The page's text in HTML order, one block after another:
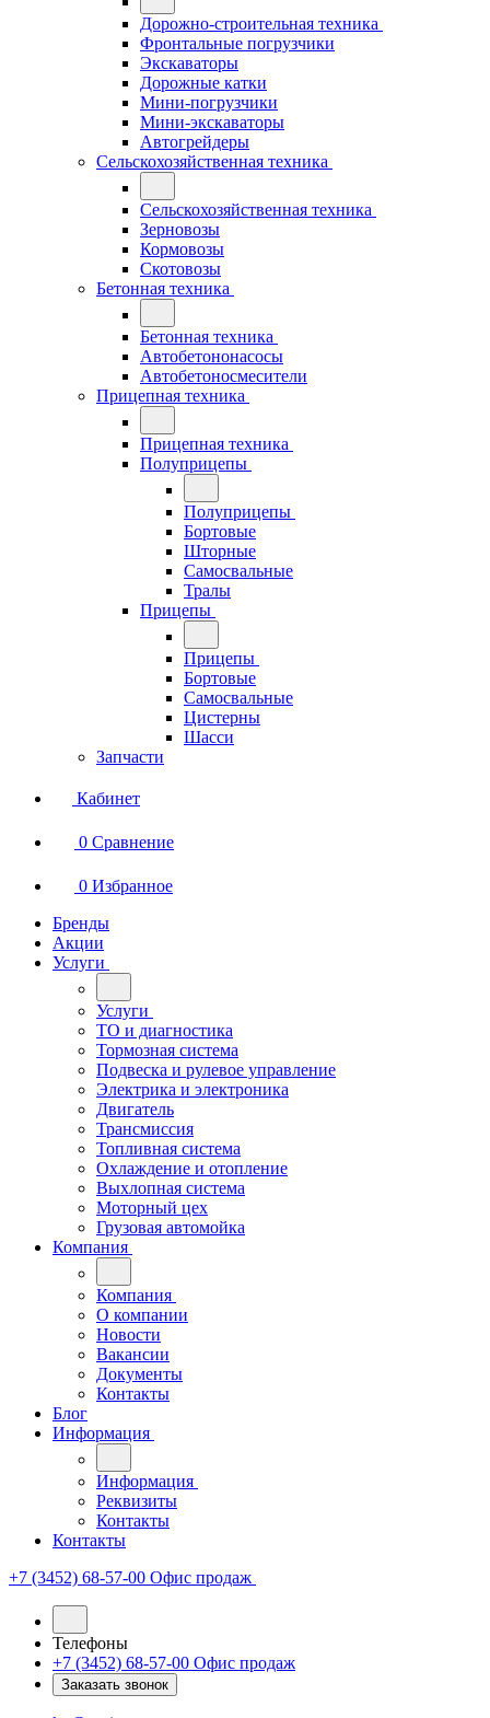
Дорожно-строительная техника
Фронтальные погрузчики
Экскаваторы
Дорожные катки
Мини-погрузчики
Мини-экскаваторы
Автогрейдеры
Сельскохозяйственная техника
Сельскохозяйственная техника
Зерновозы
Кормовозы
Скотовозы
Бетонная техника
Бетонная техника
Автобетононасосы
Автобетоносмесители
Прицепная техника
Прицепная техника
Полуприцепы
Полуприцепы
Бортовые
Шторные
Самосвальные
Тралы
Прицепы
Прицепы
Бортовые
Самосвальные
Цистерны
Шасси
Запчасти
Кабинет
0 Сравнение
0 Избранное
Бренды
Акции
Услуги
Услуги
ТО и диагностика
Тормозная система
Подвеска и рулевое управление
Электрика и электроника
Двигатель
Трансмиссия
Топливная система
Охлаждение и отопление
Выхлопная система
Моторный цех
Грузовая автомойка
Компания
Компания
О компании
Новости
Вакансии
Документы
Контакты
Блог
Информация
Информация
Реквизиты
Контакты
Контакты
+7 (3452) 68-57-00 Офис продаж
Телефоны
+7 (3452) 68-57-00 Офис продаж
Заказать звонок